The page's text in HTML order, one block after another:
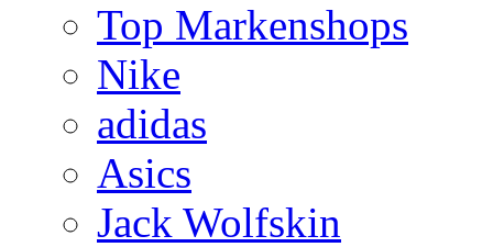
Top Markenshops
Nike
adidas
Asics
Jack Wolfskin